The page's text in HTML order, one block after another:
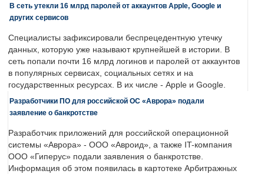
В сеть утекли 16 млрд паролей от аккаунтов Apple, Google и
других сервисов
Специалисты зафиксировали беспрецедентную утечку
данных, которую уже называют крупнейшей в истории. В
сеть попали почти 16 млрд логинов и паролей от аккаунтов
в популярных сервисах, социальных сетях и на
государственных ресурсах. В их числе - Apple и Google.
Разработчики ПО для российской ОС «Аврора» подали
заявление о банкротстве
Разработчик приложений для российской операционной
системы «Аврора» - ООО «Авроид», а также IT-компания
ООО «Гиперус» подали заявления о банкротстве.
Информация об этом появилась в картотеке Арбитражных